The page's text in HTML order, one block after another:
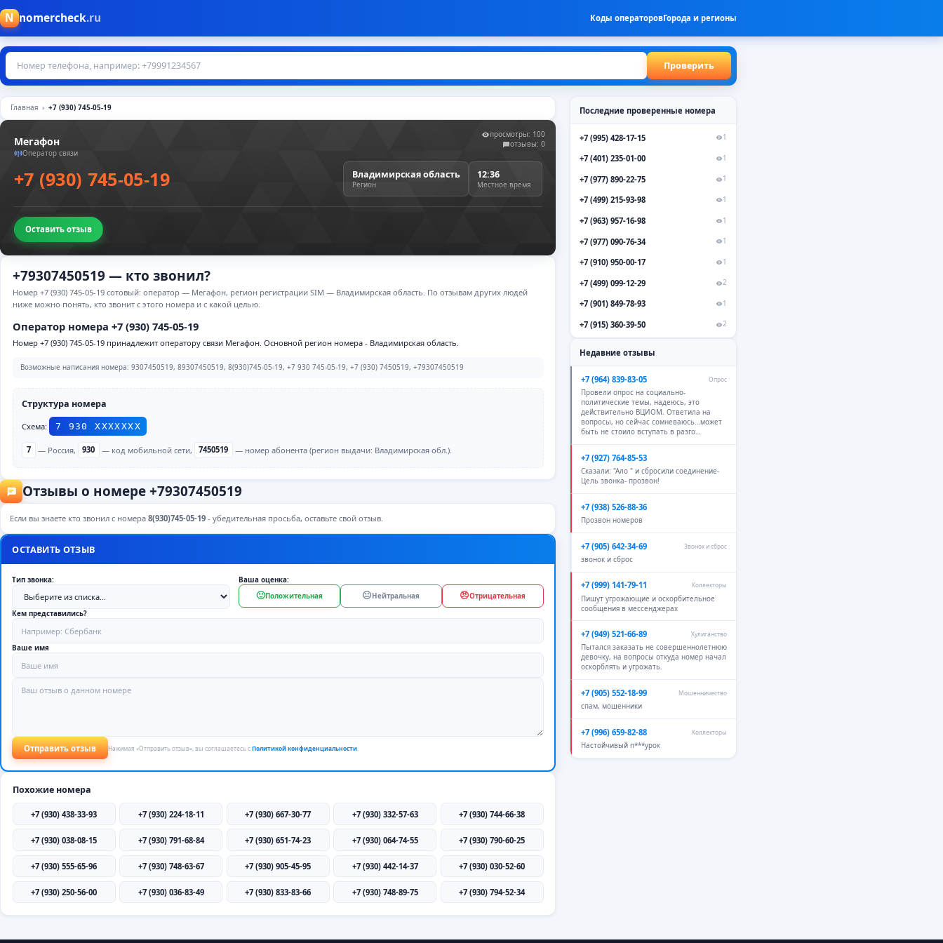
N nomercheck.ru Коды операторовГорода и регионы
Проверить
Главная +7 (930) 745-05-19
просмотры: 100
отзывы: 0
Мегафон
Оператор связи
+7 (930) 745-05-19 Владимирская область
Регион
12:36
Местное время
Оставить отзыв
+79307450519 — кто звонил?
Номер +7 (930) 745-05-19 сотовый: оператор — Мегафон, регион регистрации SIM — Владимирская область. По отзывам других людей
ниже можно понять, кто звонит с этого номера и с какой целью.
Оператор номера +7 (930) 745-05-19
Номер +7 (930) 745-05-19 принадлежит оператору связи Мегафон. Основной регион номера - Владимирская область.
Возможные написания номера: 9307450519, 89307450519, 8(930)745-05-19, +7 930 745-05-19, +7 (930) 7450519, +79307450519
Структура номера
Схема: 7 930 ХХХХХХХ
7 — Россия, 930 — код мобильной сети, 7450519 — номер абонента (регион выдачи: Владимирская обл.).
Отзывы о номере +79307450519
Если вы знаете кто звонил с номера 8(930)745-05-19- убедительная просьба, оставьте свой отзыв.
ОСТАВИТЬ ОТЗЫВ
Тип звонка: Ваша оценка:
🙂Положительная 😐Нейтральная 😠Отрицательная
Кем представились?
Ваше имя
Отправить отзыв Нажимая «Отправить отзыв», вы соглашаетесь сПолитикой конфиденциальности
Похожие номера
+7 (930) 438-33-93 +7 (930) 224-18-11 +7 (930) 667-30-77 +7 (930) 332-57-63 +7 (930) 744-66-38
+7 (930) 038-08-15 +7 (930) 791-68-84 +7 (930) 651-74-23 +7 (930) 064-74-55 +7 (930) 790-60-25
+7 (930) 555-65-96 +7 (930) 748-63-67 +7 (930) 905-45-95 +7 (930) 442-14-37 +7 (930) 030-52-60
+7 (930) 250-56-00 +7 (930) 036-83-49 +7 (930) 833-83-66 +7 (930) 748-89-75 +7 (930) 794-52-34
Последние проверенные номера
+7 (995) 428-17-15 1
+7 (401) 235-01-00 1
+7 (977) 890-22-75 1
+7 (499) 215-93-98 1
+7 (963) 957-16-98 1
+7 (977) 090-76-34 1
+7 (910) 950-00-17 1
+7 (499) 099-12-29 2
+7 (901) 849-78-93 1
+7 (915) 360-39-50 2
Недавние отзывы
+7 (964) 839-83-05 Опрос
Провели опрос на социально-
политические темы, надеюсь, это
действительно ВЦИОМ. Ответила на
вопросы, но сейчас сомневаюсь…может
быть не стоило вступать в разго…
+7 (927) 764-85-53
Сказали: "Ало " и сбросили соединение-
Цель звонка- прозвон!
+7 (938) 526-88-36
Прозвон номеров
+7 (905) 642-34-69 Звонок и сброс
звонок и сброс
+7 (999) 141-79-11 Коллекторы
Пишут угрожающие и оскорбительное
сообщения в мессенджерах
+7 (949) 521-66-89 Хулиганство
Пытался заказать не совершеннолетнюю
девочку, на вопросы откуда номер начал
оскорблять и угрожать.
+7 (905) 552-18-99 Мошенничество
спам, мошенники
+7 (996) 659-82-88 Коллекторы
Настойчивый п***урок